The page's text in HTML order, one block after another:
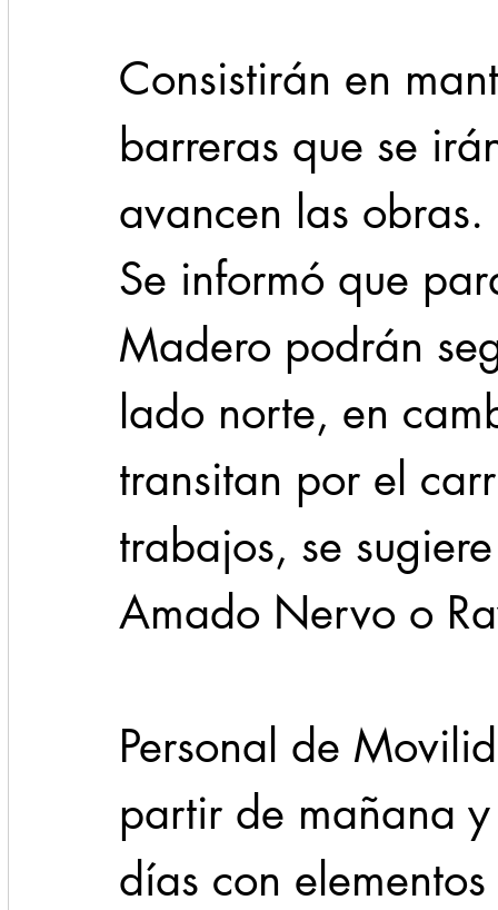
Consistirán en
barreras que se
avancen las obras.
Se informó que
Madero podrán
lado norte, en
transitan por el
trabajos, se
Amado Nervo o
Personal de
partir de mañana
días con